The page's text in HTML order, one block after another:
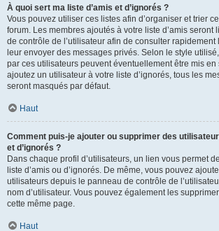
À quoi sert ma liste d’amis et d’ignorés ?
Vous pouvez utiliser ces listes afin d’organiser et trier
forum. Les membres ajoutés à votre liste d’amis seront
de contrôle de l’utilisateur afin de consulter rapidement
leur envoyer des messages privés. Selon le style
par ces utilisateurs peuvent éventuellement être mis
ajoutez un utilisateur à votre liste d’ignorés, tous les
seront masqués par défaut.
Haut
Comment puis-je ajouter ou supprimer des
et d’ignorés ?
Dans chaque profil d’utilisateurs, un lien vous permet
liste d’amis ou d’ignorés. De même, vous pouvez
utilisateurs depuis le panneau de contrôle de
nom d’utilisateur. Vous pouvez également les
cette même page.
Haut